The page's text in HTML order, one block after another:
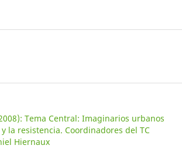
Tema Central: Imaginarios urbanos
la resistencia. Coordinadores del TC
Hiernaux